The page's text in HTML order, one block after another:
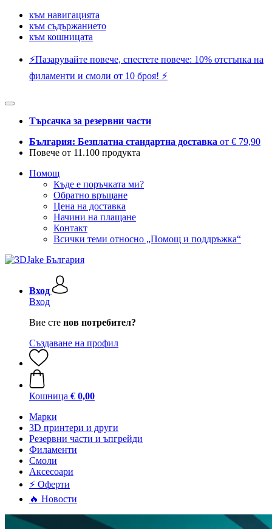
към навигацията
към съдържанието
към кошницата
⚡️Пазарувайте повече, спестете повече: 10% отстъпка на
филаменти и смоли от 10 броя! ⚡️
Търсачка за резервни части
България: Безплатна стандартна доставка от € 79,90
Повече от 11.100 продукта
Помощ
Къде е поръчката ми?
Обратно връщане
Цена на доставка
Начини на плащане
Контакт
Всички теми относно „Помощ и поддръжка“
Вход
Вход
Вие сте нов потребител?
Създаване на профил
Кошница € 0,00
Mарки
3D принтери и други
Резервни части и ъпгрейди
Филаменти
Смоли
Аксесоари
⚡ Оферти
🔥 Новости